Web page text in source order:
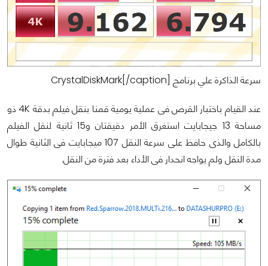
سرعة الذاكرة علي برنامج CrystalDiskMark[/caption]
عند القيام باختبار القرص فى عملية يومية قمنا بنقل فيلم بدقة 4K ذو
مساحة 13 جيجابايت استغرق الأمر دقيقتان و15 ثانية لنقل الفيلم
بالكامل والذى حافظ على سرعة النقل 107 ميجابايت فى الثانية طوال
مدة النقل ولم يواجه انحدار فى الأداء بعد فترة من النقل.